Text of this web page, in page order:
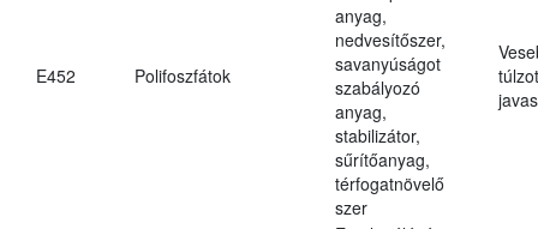
E452 Polifoszfátok
anyag,
nedvesítőszer,
savanyúságot
szabályozó
anyag,
stabilizátor,
sűrítőanyag,
térfogatnövelő
szer